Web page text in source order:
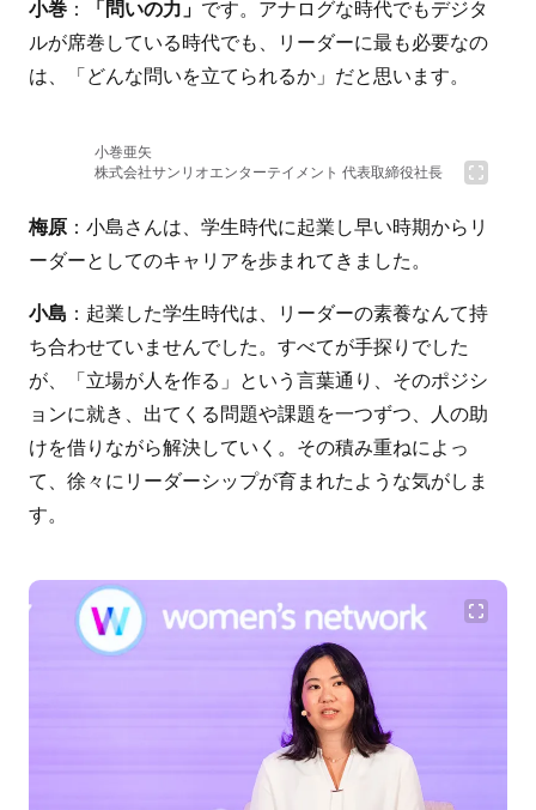
小巻 ： 「問いの力」 です。アナログな時代でもデジタ
ルが席巻している時代でも、リーダーに最も必要なの
は、「どんな問いを立てられるか」だと思います。
小巻亜矢
株式会社サンリオエンターテイメント 代表取締役社長
梅原 ：小島さんは、学生時代に起業し早い時期からリ
ーダーとしてのキャリアを歩まれてきました。
小島 ：起業した学生時代は、リーダーの素養なんて持
ち合わせていませんでした。すべてが手探りでした
が、「立場が人を作る」という言葉通り、そのポジシ
ョンに就き、出てくる問題や課題を一つずつ、人の助
けを借りながら解決していく。その積み重ねによっ
て、徐々にリーダーシップが育まれたような気がしま
す。